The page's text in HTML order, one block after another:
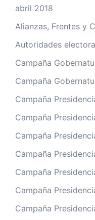
abril 2018
Alianzas, Frentes y
Autoridades
Campaña
Campaña
Campaña
Campaña
Campaña
Campaña
Campaña
Campaña
Campaña